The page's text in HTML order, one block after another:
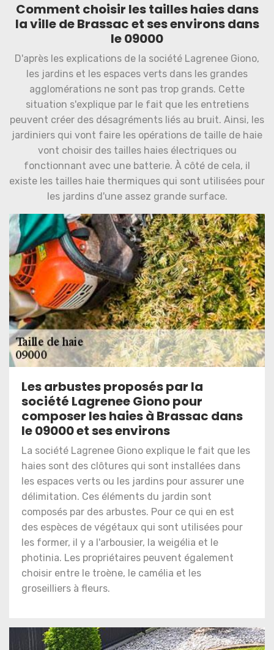
Comment choisir les tailles haies dans
la ville de Brassac et ses environs dans
le 09000
D'après les explications de la société Lagrenee Giono,
les jardins et les espaces verts dans les grandes
agglomérations ne sont pas trop grands. Cette
situation s'explique par le fait que les entretiens
peuvent créer des désagréments liés au bruit. Ainsi, les
jardiniers qui vont faire les opérations de taille de haie
vont choisir des tailles haies électriques ou
fonctionnant avec une batterie. À côté de cela, il
existe les tailles haie thermiques qui sont utilisées pour
les jardins d'une assez grande surface.
Les arbustes proposés par la
société Lagrenee Giono pour
composer les haies à Brassac dans
le 09000 et ses environs
La société Lagrenee Giono explique le fait que les
haies sont des clôtures qui sont installées dans
les espaces verts ou les jardins pour assurer une
délimitation. Ces éléments du jardin sont
composés par des arbustes. Pour ce qui en est
des espèces de végétaux qui sont utilisées pour
les former, il y a l'arbousier, la weigélia et le
photinia. Les propriétaires peuvent également
choisir entre le troène, le camélia et les
groseilliers à fleurs.